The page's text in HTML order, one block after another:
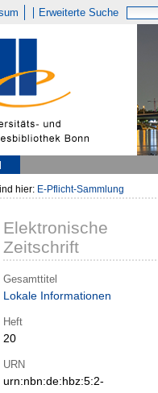
Erweiterte Suche
hier: E-Pflicht-Sammlung
Elektronische
Zeitschrift
Gesamttitel
Lokale Informationen
Heft
20
URN
urn:nbn:de:hbz:5:2-